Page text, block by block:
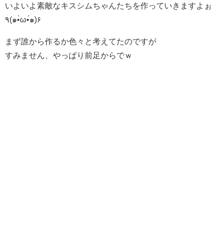
いよいよ素敵なキスシムちゃんたちを作っていきますよぉ
٩(๑•̀ω•́๑)۶
まず誰から作るか色々と考えてたのですが
すみません、やっぱり前足からでｗ